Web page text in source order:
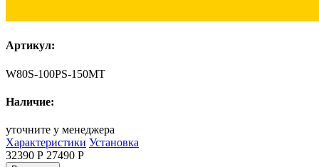
Артикул:
W80S-100PS-150MT
Наличие:
уточните у менеджера
Характеристики Установка
32390 Р 27490 Р